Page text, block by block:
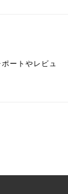
ートやレビュ